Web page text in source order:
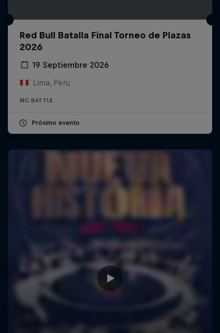
Red Bull Batalla Final Torneo de Plazas
2026
19 Septiembre 2026
Lima, Peru
MC BATTLE
Próximo evento